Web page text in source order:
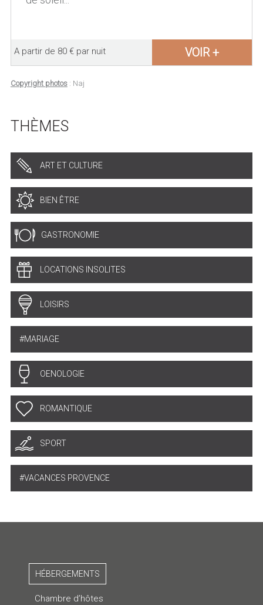
A partir de 80 € par nuit VOIR +
Copyright photos: Naj
THÈMES
ART ET CULTURE
BIEN ÊTRE
GASTRONOMIE
LOCATIONS INSOLITES
LOISIRS
MARIAGE
OENOLOGIE
ROMANTIQUE
SPORT
VACANCES PROVENCE
HÉBERGEMENTS
Chambre d’hôtes